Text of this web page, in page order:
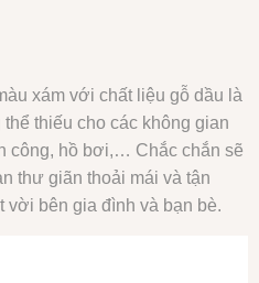
xám với chất liệu gỗ dầu là
thiếu cho các không gian
công, hồ bơi,… Chắc chắn sẽ
thư giãn thoải mái và tận
bên gia đình và bạn bè.